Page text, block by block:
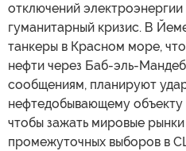
отключений
гуманитарный кризис. В
танкеры в Красном море,
нефти через Баб-эль-
сообщениям, планируют
нефтедобывающему объекту
чтобы зажать мировые
промежуточных выборов в